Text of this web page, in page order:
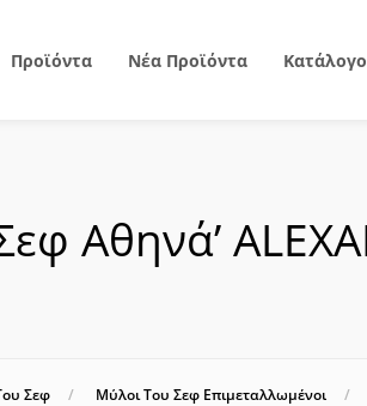
Προϊόντα Νέα Προϊόντα
Αθηνά’
Σεφ Μύλοι Του Σεφ Επιμεταλλωμένοι